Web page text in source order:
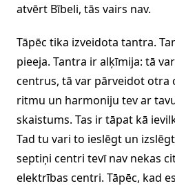
atvērt Bībeli, tās vairs nav.
Tāpēc tika izveidota tantra.
pieeja. Tantra ir alķīmija: tā
centrus, tā var pārveidot otra
ritmu un harmoniju tev ar
skaistums. Tas ir tāpat kā
Tad tu vari to ieslēgt un
septiņi centri tevī nav nekas
elektrības centri. Tāpēc, kad